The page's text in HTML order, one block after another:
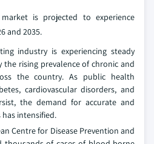
is projected to experience
and 2035.
industry is experiencing steady
the rising prevalence of chronic and
the country. As public health
cardiovascular disorders, and
the demand for accurate and
intensified.
Centre for Disease Prevention and